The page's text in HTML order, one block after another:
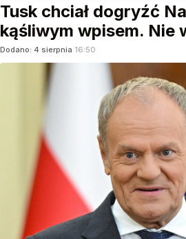
Tusk chciał dogryźć
kąśliwym wpisem. Nie
Dodano: 4 sierpnia 16:50